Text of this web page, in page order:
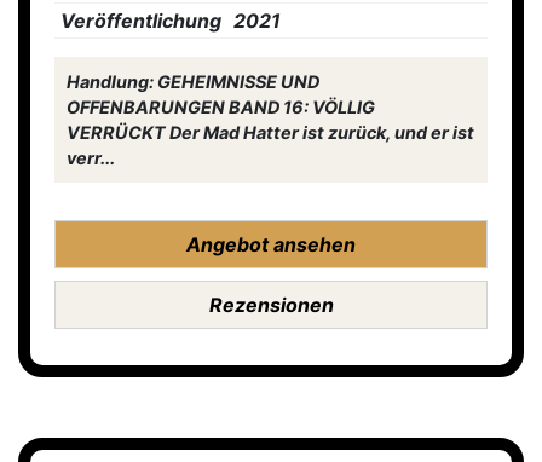
Veröffentlichung 2021
Handlung: GEHEIMNISSE UND
OFFENBARUNGEN BAND 16: VÖLLIG
VERRÜCKT Der Mad Hatter ist zurück, und er ist
verr...
Angebot ansehen
Rezensionen